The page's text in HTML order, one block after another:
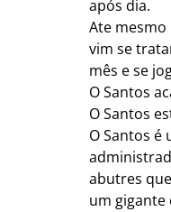
após dia.
Ate
vim se
mês e se
O Santos
O Santos
O Santos é
abutres
um gigante